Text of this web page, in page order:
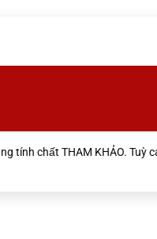
tính chất THAM KHẢO. Tuỳ